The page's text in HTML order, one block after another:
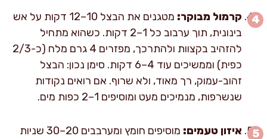
קרמול מבוקר:
מטגנים את הבצל 10–12 דקות על אש
בינונית, תוך ערבוב כל 1–2 דקות. כשהוא מתחיל
להזהיב בקצוות ולהתרכך, מפזרים 4 גרם מלח (כ-2/3
כפית) וממשיכים עוד 4–6 דקות. סימן נכון: הבצל
זהוב-עמוק, רך מאוד, ולא שרוף. אם רואים נקודות
שנשרפות, מנמיכים מעט ומוסיפים 1–2 כפות מים.
איזון טעמים:
מוסיפים חומץ ומערבבים 20–30 שניות